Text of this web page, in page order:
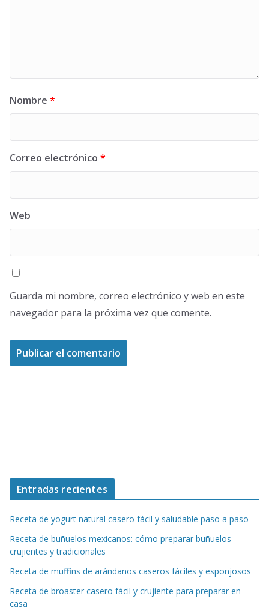
Nombre *
Correo electrónico *
Web
Guarda mi nombre, correo electrónico y web en este
navegador para la próxima vez que comente.
Entradas recientes
Receta de yogurt natural casero fácil y saludable paso a paso
Receta de buñuelos mexicanos: cómo preparar buñuelos
crujientes y tradicionales
Receta de muffins de arándanos caseros fáciles y esponjosos
Receta de broaster casero fácil y crujiente para preparar en
casa